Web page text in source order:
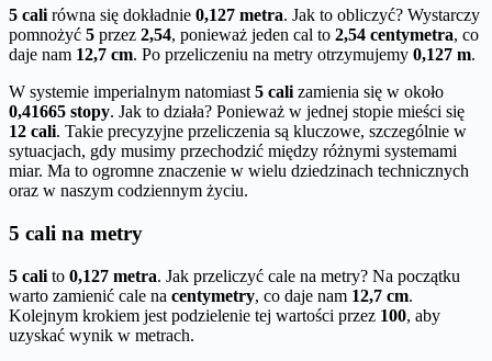
5 cali równa się dokładnie 0,127 metra. Jak to obliczyć? Wystarczy
pomnożyć 5 przez 2,54, ponieważ jeden cal to 2,54 centymetra, co
daje nam 12,7 cm. Po przeliczeniu na metry otrzymujemy 0,127 m.
W systemie imperialnym natomiast 5 cali zamienia się w około
0,41665 stopy. Jak to działa? Ponieważ w jednej stopie mieści się
12 cali. Takie precyzyjne przeliczenia są kluczowe, szczególnie w
sytuacjach, gdy musimy przechodzić między różnymi systemami
miar. Ma to ogromne znaczenie w wielu dziedzinach technicznych
oraz w naszym codziennym życiu.
5 cali na metry
5 cali to 0,127 metra. Jak przeliczyć cale na metry? Na początku
warto zamienić cale na centymetry, co daje nam 12,7 cm.
Kolejnym krokiem jest podzielenie tej wartości przez 100, aby
uzyskać wynik w metrach.